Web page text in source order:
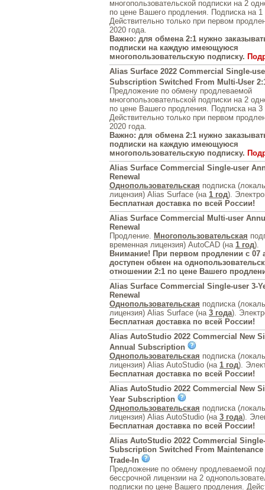
многопользовательской подписки на 2
по цене Вашего продления. Подписка на 1
Действительно только при первом
2020 года.
Важно: для обмена 2:1 нужно
подписки на каждую имеющуюся
многопользовательскую подписку.
Alias Surface 2022 Commercial Single-
Subscription Switched From Multi-User
Предложение по обмену продлеваемой
многопользовательской подписки на 2
по цене Вашего продления. Подписка на 3
Действительно только при первом
2020 года.
Важно: для обмена 2:1 нужно
подписки на каждую имеющуюся
многопользовательскую подписку.
Alias Surface Commercial Single-user
Renewal
Однопользовательская подписка
лицензия) Alias Surface (на 1 год).
Бесплатная доставка по всей России!
Alias Surface Commercial Multi-user
Renewal
Продление. Многопользовательская
временная лицензия) AutoCAD (на 1 год).
Внимание! При первом продлении с 07
доступен обмен на
отношении 2:1 по цене Вашего
Alias Surface Commercial Single-user 3-
Renewal
Однопользовательская подписка
лицензия) Alias Surface (на 3 года).
Бесплатная доставка по всей России!
Alias AutoStudio 2022 Commercial New
Annual Subscription
Однопользовательская подписка
лицензия) Alias AutoStudio (на 1 год).
Бесплатная доставка по всей России!
Alias AutoStudio 2022 Commercial New
Year Subscription
Однопользовательская подписка
лицензия) Alias AutoStudio (на 3 года).
Бесплатная доставка по всей России!
Alias AutoStudio 2022 Commercial
Subscription Switched From Maintenance
Trade-In
Предложение по обмену продлеваемой
бессрочной лицензии на 2
подписки по цене Вашего продления.